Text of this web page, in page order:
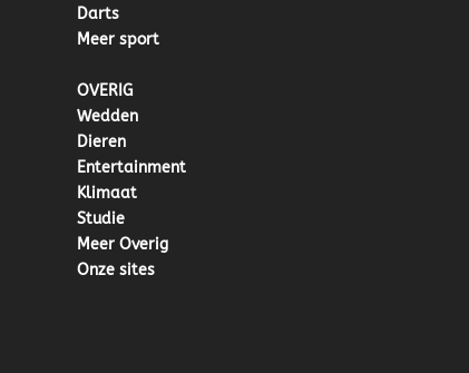
Darts
Meer sport
OVERIG
Wedden
Dieren
Entertainment
Klimaat
Studie
Meer Overig
Onze sites